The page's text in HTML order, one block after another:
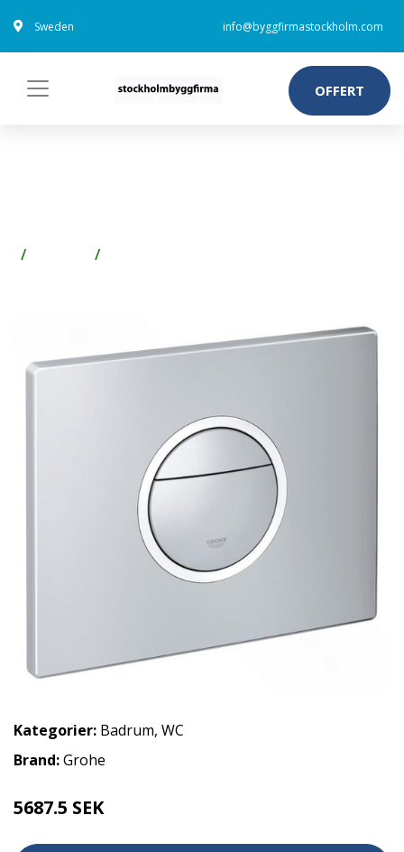
Sweden info@byggfirmastockholm.com
OFFERT
Kategorier: Badrum, WC
Brand:Grohe
5687.5 SEK